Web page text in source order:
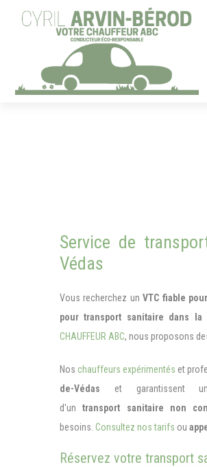
Service de
Védas
Vous recherchez un VTC fiable
pour transport sanitaire dans la
CHAUFFEUR ABC, nous proposons
Nos chauffeurs expérimentés et
de-Védas et garantissent
d'untransport sanitaire non
besoins. Consultez nos tarifs ou
Réservez votre transport